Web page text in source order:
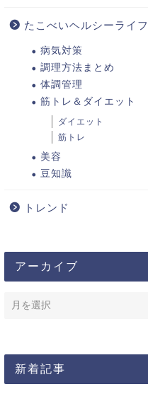
たこべいヘルシーライフ
病気対策
調理方法まとめ
体調管理
筋トレ＆ダイエット
ダイエット
筋トレ
美容
豆知識
トレンド
アーカイブ
新着記事